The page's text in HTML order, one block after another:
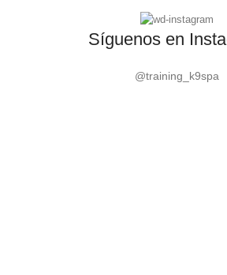
Síguenos en
@training_k9spa